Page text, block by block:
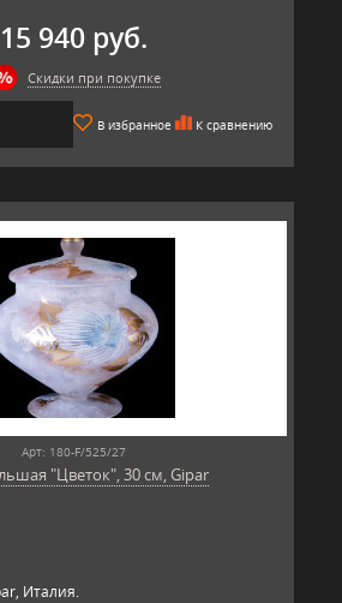
15 940 руб.
Скидки при покупке
В избранное К сравнению
Арт: 180-F/525/27
"Цветок", 30 см, Gipar
Италия.